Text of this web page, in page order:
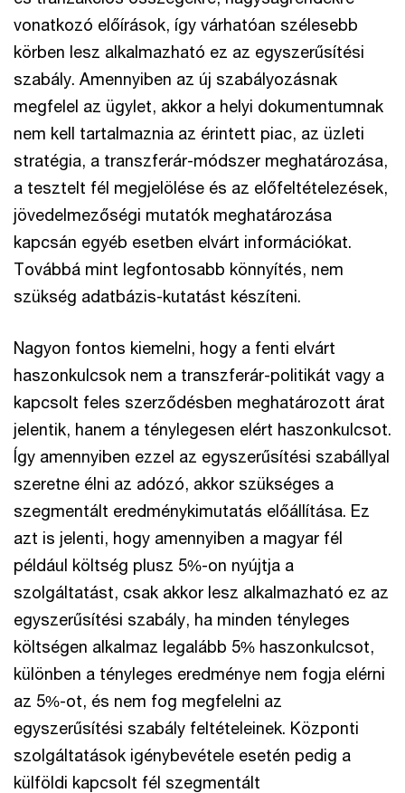
vonatkozó előírások, így várhatóan szélesebb
körben lesz alkalmazható ez az egyszerűsítési
szabály. Amennyiben az új szabályozásnak
megfelel az ügylet, akkor a helyi dokumentumnak
nem kell tartalmaznia az érintett piac, az üzleti
stratégia, a transzferár-módszer meghatározása,
a tesztelt fél megjelölése és az előfeltételezések,
jövedelmezőségi mutatók meghatározása
kapcsán egyéb esetben elvárt információkat.
Továbbá mint legfontosabb könnyítés, nem
szükség adatbázis-kutatást készíteni.
Nagyon fontos kiemelni, hogy a fenti elvárt
haszonkulcsok nem a transzferár-politikát vagy a
kapcsolt feles szerződésben meghatározott árat
jelentik, hanem a ténylegesen elért haszonkulcsot.
Így amennyiben ezzel az egyszerűsítési szabállyal
szeretne élni az adózó, akkor szükséges a
szegmentált eredménykimutatás előállítása. Ez
azt is jelenti, hogy amennyiben a magyar fél
például költség plusz 5%-on nyújtja a
szolgáltatást, csak akkor lesz alkalmazható ez az
egyszerűsítési szabály, ha minden tényleges
költségen alkalmaz legalább 5% haszonkulcsot,
különben a tényleges eredménye nem fogja elérni
az 5%-ot, és nem fog megfelelni az
egyszerűsítési szabály feltételeinek. Központi
szolgáltatások igénybevétele esetén pedig a
külföldi kapcsolt fél szegmentált